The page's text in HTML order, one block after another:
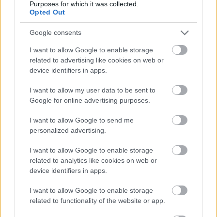
Purposes for which it was collected.
Opted Out
Google consents
I want to allow Google to enable storage
related to advertising like cookies on web or
device identifiers in apps.
I want to allow my user data to be sent to
Google for online advertising purposes.
I want to allow Google to send me
personalized advertising.
I want to allow Google to enable storage
related to analytics like cookies on web or
device identifiers in apps.
I want to allow Google to enable storage
related to functionality of the website or app.
Adja meg keresztnevét:
Megismertem és elfogadom a
ot
Nem szeretne lemaradni semmiről? Csak egy kattintás, és hírlevelünk a
postaládájába érkezik!